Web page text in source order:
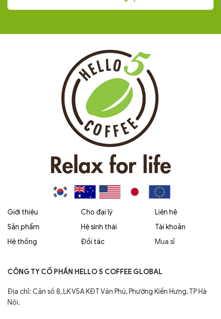
Giới thiệu
Sản phẩm
Hệ thống
Cho đại lý
Hệ sinh thái
Đối tác
Liên hệ
Tài khoản
Mua sỉ
CÔNG TY CỔ PHẦN HELLO 5 COFFEE GLOBAL
Địa chỉ: Căn số 8, LK V5A KĐT Văn Phú, Phường Kiến Hưng, TP Hà
Nội.